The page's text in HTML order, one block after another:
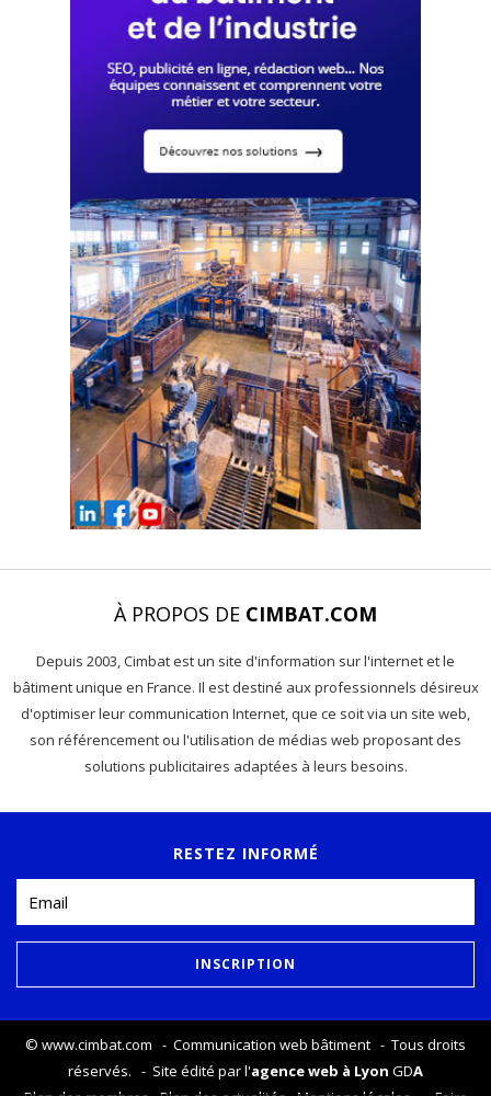
À PROPOS DE CIMBAT.COM
Depuis 2003, Cimbat est un site d'information sur l'internet et le
bâtiment unique en France. Il est destiné aux professionnels désireux
d'optimiser leur communication Internet, que ce soit via un site web,
son référencement ou l'utilisation de médias web proposant des
solutions publicitaires adaptées à leurs besoins.
RESTEZ INFORMÉ
© www.cimbat.com - Communication web bâtiment - Tous droits
réservés. - Site édité par l'agence web à Lyon GDA